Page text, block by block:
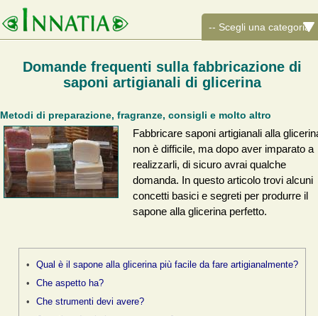
Domande frequenti sulla fabbricazione di
saponi artigianali di glicerina
Metodi di preparazione, fragranze, consigli e molto altro
Fabbricare saponi artigianali alla
non è difficile, ma dopo aver imparato a
realizzarli, di sicuro avrai qualche
domanda. In questo articolo trovi alcuni
concetti basici e segreti per produrre il
sapone alla glicerina perfetto.
Qual è il sapone alla glicerina più facile da fare artigianalmente?
Che aspetto ha?
Che strumenti devi avere?